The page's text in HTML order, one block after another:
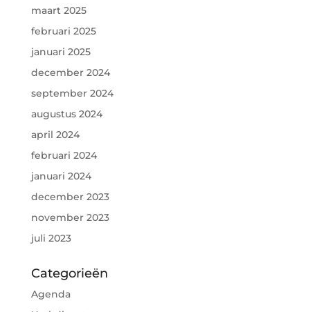
maart 2025
februari 2025
januari 2025
december 2024
september 2024
augustus 2024
april 2024
februari 2024
januari 2024
december 2023
november 2023
juli 2023
Categorieën
Agenda